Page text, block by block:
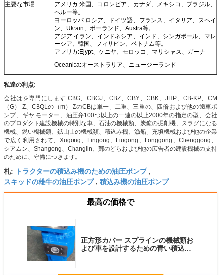
主要な市場
アメリカ:米国、コロンビア、カナダ、メキシコ、ブラジル、
ペルー等。
ヨーロッパ:ロシア、ドイツ語、フランス、イタリア、スペイ
ン、Ukrain、ポーランド、Austra等。
アジア:イラン、インドネシア、インド、シンガポール、マレ
ーシア、韓国、フィリピン、ベトナム等。
アフリカ:Ejypt、ケニヤ、モロッコ、マリシャス、ガーナ
Oceanica:オーストラリア、ニュージーランド
私達の利点:
会社はを専門にします:CBG、CBGJ、CBZ、CBY、CBK、JHP、CB-KP、CM
（G） Z、CBQLの（m） ZのCBは単一、二重、三重の、四倍および他の歯車ポ
ンプ、ギヤ モーター、油圧弁100つ以上の一連の以上2000年の指定の型、会社
のプロダクト建設機械の特別な車、石油の機械類、炭鉱の掘削機、スラグになる
機械、鋭い機械類、鉱山山の機械類、積込み機、漁船、充填機械および他の企業
で広く利用されて、Xugong、Lingong、Liugong、Longgong、Chenggong、
シアムン、Shangong、Changlin、鄭のどらおよび他の広告者の建設機械の支持
のために、守備につきます。
札: トラクターの積込み機のための油圧ポンプ,
スキッドの雄牛の油圧ポンプ, 積込み機の油圧ポンプ
最高の価格で
正方形カバー スプラインの機械類お
よび車を設計するための青い積込み